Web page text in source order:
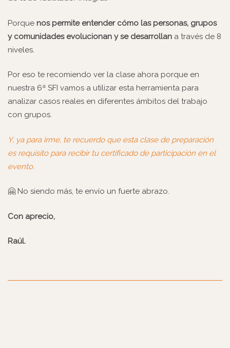
Porque nos permite entender cómo las personas, grupos
y comunidades evolucionan y se desarrollan a través de 8
niveles.
Por eso te recomiendo ver la clase ahora porque en
nuestra 6ª SFI vamos a utilizar esta herramienta para
analizar casos reales en diferentes ámbitos del trabajo
con grupos.
Y, ya para irme, te recuerdo queesta clase de preparación
es requisito para recibir tu certificadode participación en el
evento.
🤗 No siendo más, te envío un fuerte abrazo.
Con aprecio,
Raúl.